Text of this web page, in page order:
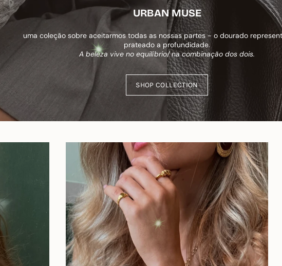
URBAN MUSE
uma coleção sobre aceitarmos todas as nossas partes - o dourado
prateado a profundidade.
A beleza vive no equilíbrio/ na combinação dos dois.
SHOP COLLECTION